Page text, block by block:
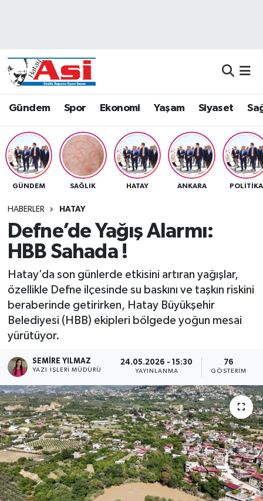
Gündem Spor Ekonomi Yaşam Siyaset
GÜNDEM SAĞLIK HATAY ANKARA POLITIKA
HABERLER HATAY
Defne’de Yağış Alarmı:
HBB Sahada !
Hatay’da son günlerde etkisini artıran yağışlar,
özellikle Defne ilçesinde su baskını ve taşkın riskini
beraberinde getirirken, Hatay Büyükşehir
Belediyesi (HBB) ekipleri bölgede yoğun mesai
yürütüyor.
SEMIRE YILMAZ
YAZI İŞLERI MÜDÜRÜ
24.05.2026 - 15:30
YAYINLANMA
76
GÖSTERIM
Dünya
Eğitim
Ekonomi
Gündem
Sağlık
Siyaset
Spor
Teknoloji
Yaşam
Hava Durumu
Namaz Vakitleri
Trafik Durumu
Süper Lig Puan Durumu ve Fikstür
Son Dakika Haberleri
Haber Arşivi